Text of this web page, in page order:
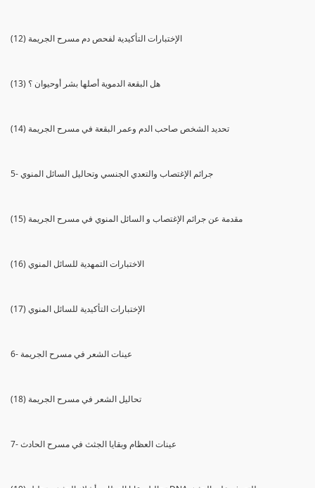
(12) الإختبارات التأكيدية لفحص دم مسرح الجريمة
(13) هل البقعة الدموية أصلها بشر أوحيوان ؟
(14) تحديد الشخص صاحب الدم وعمر البقعة في مسرح الجريمة
5- جرائم الإغتصاب والتعدي الجنسي وتحاليل السائل المنوي
(15) مقدمة عن جرائم الإغتصاب و السائل المنوي في مسرح الجريمة
(16) الاختبارات التمهدية للسائل المنوي
(17) الإختبارات التأكيدية للسائل المنوي
6- عينات الشعر في مسرح الجريمة
(18) تحاليل الشعر في مسرح الجريمة
7- عينات العظام وبقايا الجثث في مسرح الحادث